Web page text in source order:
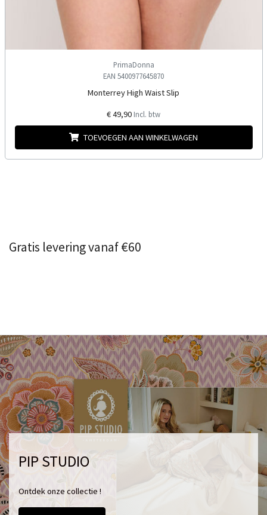
PrimaDonna
EAN 5400977645870
Monterrey High Waist Slip
€ 49,90 Incl. btw
TOEVOEGEN AAN WINKELWAGEN
Gratis levering vanaf €60
PIP STUDIO
Ontdek onze collectie !